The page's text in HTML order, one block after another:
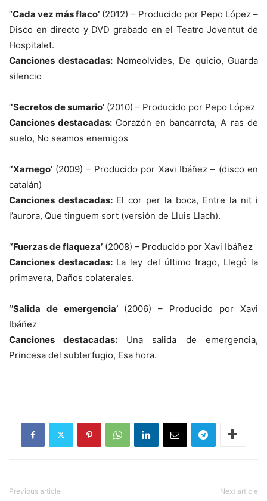
‘’Cada vez más flaco’ (2012) – Producido por Pepo López –
Disco en directo y DVD grabado en el Teatro Joventut de
Hospitalet.
Canciones destacadas: Nomeolvides, De quicio, Guarda
silencio
‘‘Secretos de sumario’ (2010) – Producido por Pepo López
Canciones destacadas: Corazón en bancarrota, A ras de
suelo, No seamos enemigos
‘‘Xarnego’ (2009) – Producido por Xavi Ibáñez – (disco en
catalán)
Canciones destacadas: El cor per la boca, Entre la nit i
l’aurora, Que tinguem sort (versión de Lluis Llach).
‘‘Fuerzas de flaqueza’ (2008) – Producido por Xavi Ibáñez
Canciones destacadas: La ley del último trago, Llegó la
primavera, Daños colaterales.
‘’Salida de emergencia’ (2006) – Producido por Xavi
Ibáñez
Canciones destacadas: Una salida de emergencia,
Princesa del subterfugio, Esa hora.
Previous article Next article